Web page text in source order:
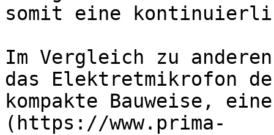
somit eine
Im Vergleich zu
das Elektretmikrofon
kompakte Bauweise,
(https://www.prima-